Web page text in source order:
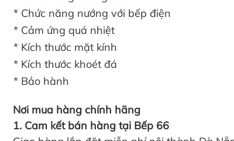
* Chức năng nướng với bếp điện
* Cảm ứng quá nhiệt
* Kích thước mặt kính
* Kích thước khoét đá
* Bảo hành
Nơi mua hàng chính hãng
1. Cam kết bán hàng tại Bếp 66